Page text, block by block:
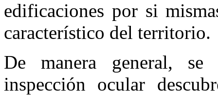
edificaciones por si
característico del territorio.
De manera general,
inspección ocular